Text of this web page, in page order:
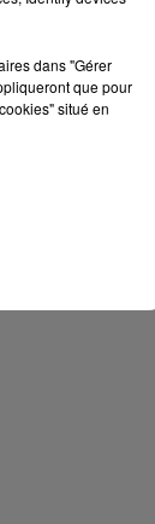
dans "Gérer
que pour
situé en